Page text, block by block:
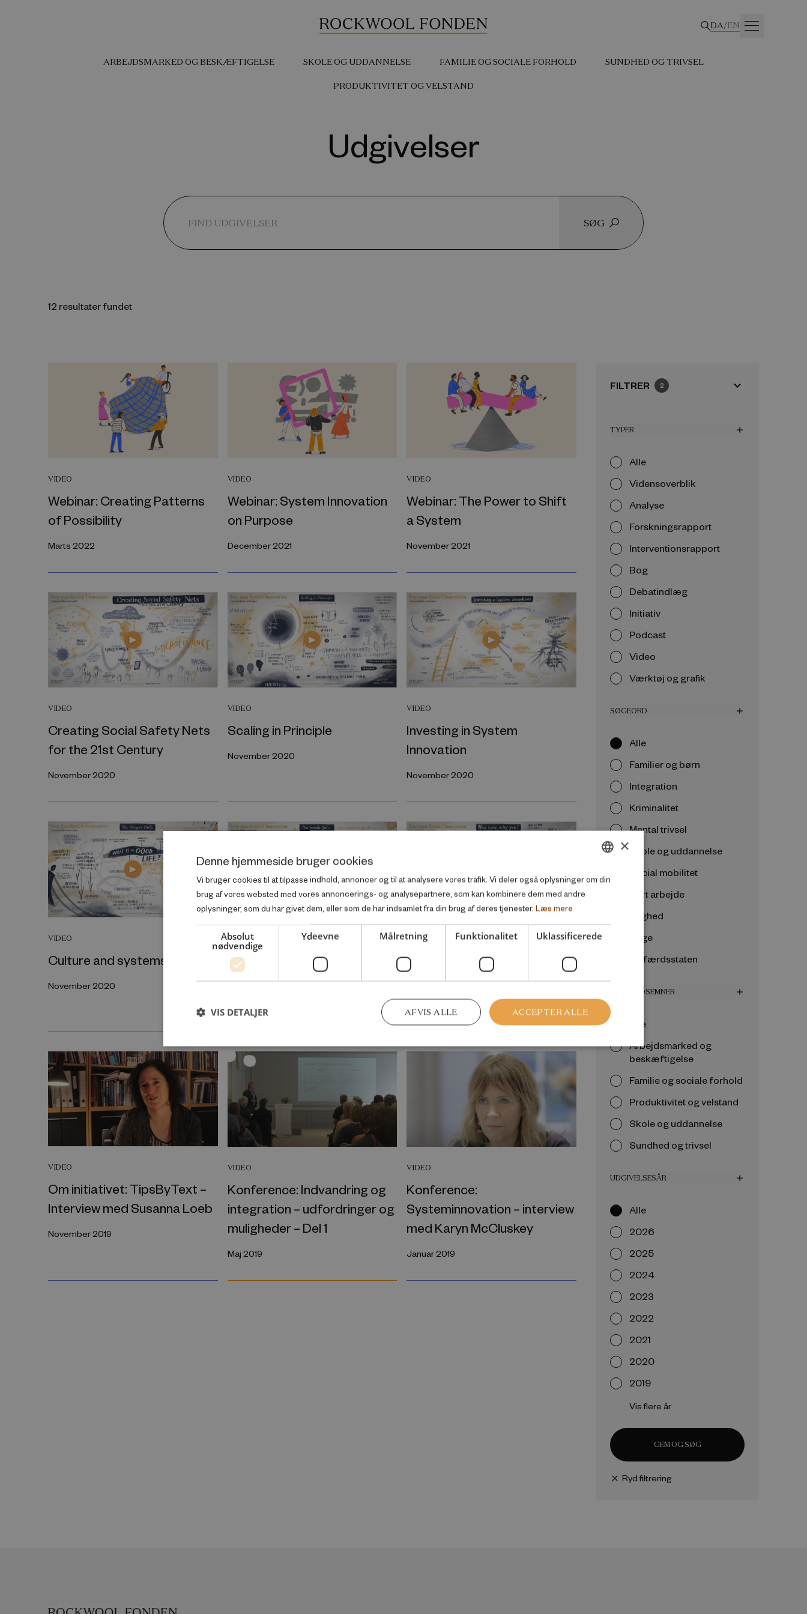
DA/EN
ARBEJDSMARKED OG BESKÆFTIGELSE SKOLE OG UDDANNELSE FAMILIE OG SOCIALE FORHOLD SUNDHED OG TRIVSEL
PRODUKTIVITET OG VELSTAND
Udgivelser
SØG
12 resultater fundet
VIDEO
Webinar: Creating Patterns
of Possibility
Marts 2022
VIDEO
Webinar: System Innovation
on Purpose
December 2021
VIDEO
Webinar: The Power to Shift
a System
November 2021
VIDEO
Creating Social Safety Nets
for the 21st Century
November 2020
VIDEO
Scaling in Principle
November 2020
VIDEO
Investing in System
Innovation
November 2020
VIDEO
Culture and systems change
November 2020
VIDEO
An insider’s guide to shifting
a system
VIDEO
System Innovation: Why now,
why you?
November 2020
VIDEO
Om initiativet: TipsByText –
Interview med Susanna Loeb
November 2019
VIDEO
Konference: Indvandring og
integration – udfordringer og
muligheder – Del 1
Maj 2019
VIDEO
Konference:
Systeminnovation – interview
med Karyn McCluskey
Januar 2019
FILTRER 2 expand_more
TYPER add
Alle
Vidensoverblik
Analyse
Forskningsrapport
Interventionsrapport
Bog
Debatindlæg
Initiativ
Podcast
Video
Værktøj og grafik
SØGEORD add
Alle
Familier og børn
Integration
Kriminalitet
Mental trivsel
Skole og uddannelse
Social mobilitet
Sort arbejde
Ulighed
Unge
Velfærdsstaten
VELFÆRDSEMNER add
Alle
Arbejdsmarked og
beskæftigelse
Familie og sociale forhold
Produktivitet og velstand
Skole og uddannelse
Sundhed og trivsel
UDGIVELSESÅR add
Alle
2026
2025
2024
2023
2022
2021
2020
2019
Vis flere år
GEM OG SØG
close Ryd filtrering
DANISH
×
Denne hjemmeside bruger cookies
Vi bruger cookies til at tilpasse indhold, annoncer og til at analysere vores trafik. Vi deler også oplysninger om din
brug af vores websted med vores annoncerings- og analysepartnere, som kan kombinere dem med andre
oplysninger, som du har givet dem, eller som de har indsamlet fra din brug af deres tjenester. Læs mere
Absolut
nødvendige
Ydeevne Målretning Funktionalitet Uklassificerede
ACCEPTER ALLE
AFVIS ALLE
VIS DETALJER